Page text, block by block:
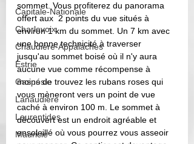
Capitale-Nationale
Charlevoix
Chaudière-Appalaches
Estrie
Gaspésie
Lanaudière
Laurentides
Mauricie
sommet. Vous profiterez du panorama
offert aux  2 points du vue situés à
environ 1 km du sommet. Un 7 km avec
une bonne technicité à traverser
jusqu'au sommet boisé où il n'y aura
aucune vue comme récompense à
moins de trouvez les rubans roses qui
vous mèneront vers un point de vue
caché à environ 100 m. Le sommet à
découvert est un endroit agréable et
ensoleillé où vous pourrez vous asseoir